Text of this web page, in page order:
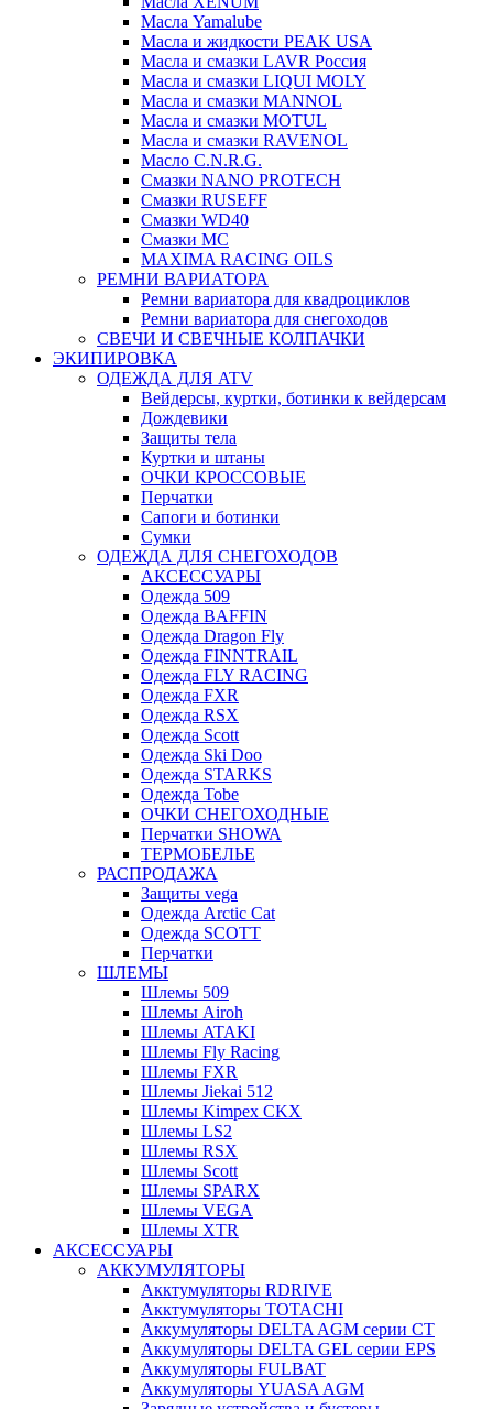
Масла Yamalube
Масла и жидкости PEAK USA
Масла и смазки LAVR Россия
Масла и смазки LIQUI MOLY
Масла и смазки MANNOL
Масла и смазки MOTUL
Масла и смазки RAVENOL
Масло C.N.R.G.
Смазки NANO PROTECH
Смазки RUSEFF
Смазки WD40
Смазки МС
MAXIMA RACING OILS
РЕМНИ ВАРИАТОРА
Ремни вариатора для квадроциклов
Ремни вариатора для снегоходов
СВЕЧИ И СВЕЧНЫЕ КОЛПАЧКИ
ЭКИПИРОВКА
ОДЕЖДА ДЛЯ ATV
Вейдерсы, куртки, ботинки к вейдерсам
Дождевики
Защиты тела
Куртки и штаны
ОЧКИ КРОССОВЫЕ
Перчатки
Сапоги и ботинки
Сумки
ОДЕЖДА ДЛЯ СНЕГОХОДОВ
АКСЕССУАРЫ
Одежда 509
Одежда BAFFIN
Одежда Dragon Fly
Одежда FINNTRAIL
Одежда FLY RACING
Одежда FXR
Одежда RSX
Одежда Scott
Одежда Ski Doo
Одежда STARKS
Одежда Tobe
ОЧКИ СНЕГОХОДНЫЕ
Перчатки SHOWA
ТЕРМОБЕЛЬЕ
РАСПРОДАЖА
Защиты vega
Одежда Arctic Cat
Одежда SCOTT
Перчатки
ШЛЕМЫ
Шлемы 509
Шлемы Airoh
Шлемы ATAKI
Шлемы Fly Racing
Шлемы FXR
Шлемы Jiekai 512
Шлемы Kimpex CKX
Шлемы LS2
Шлемы RSX
Шлемы Scott
Шлемы SPARX
Шлемы VEGA
Шлемы XTR
АКСЕССУАРЫ
АККУМУЛЯТОРЫ
Акктумуляторы RDRIVE
Акктумуляторы TOTACHI
Аккумуляторы DELTA AGM серии CT
Аккумуляторы DELTA GEL серии EPS
Аккумуляторы FULBAT
Аккумуляторы YUASA AGM